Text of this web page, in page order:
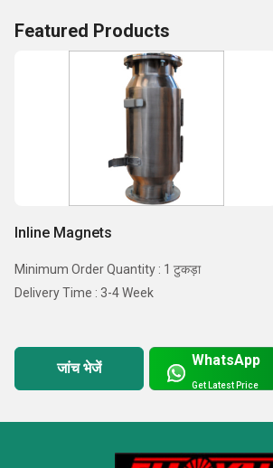
Featured Products
Inline Magnets
Minimum Order Quantity : 1 टुकड़ा
Delivery Time : 3-4 Week
जांच भेजें WhatsApp
Get Latest Price